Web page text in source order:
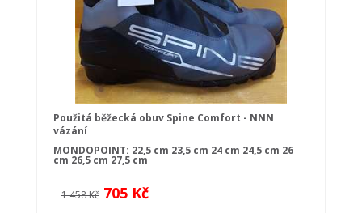
Použitá běžecká obuv Spine Comfort - NNN
vázání
MONDOPOINT: 22,5 cm 23,5 cm 24 cm 24,5 cm 26
cm 26,5 cm 27,5 cm
1 458 Kč 705 Kč